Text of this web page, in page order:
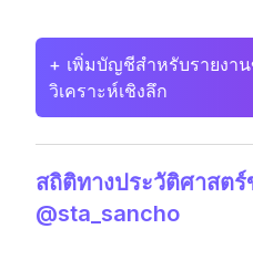
+ เพิ่มบัญชีสำหรับรายงา
วิเคราะห์เชิงลึก
สถิติทางประวัติศาสตร์
@sta_sancho